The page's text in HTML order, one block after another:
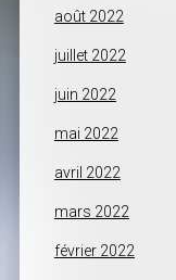
août 2022
juillet 2022
juin 2022
mai 2022
avril 2022
mars 2022
février 2022